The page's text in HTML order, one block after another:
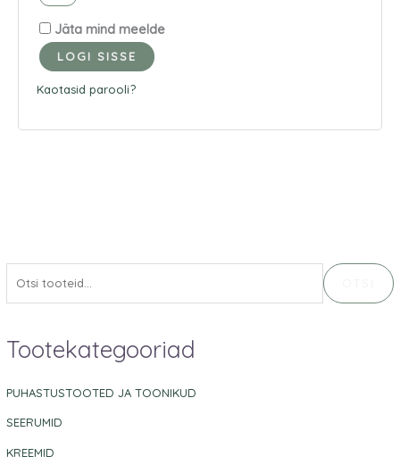
Tootekategooriad
PUHASTUSTOOTED JA TOONIKUD
SEERUMID
KREEMID
Jäta mind meelde
LOGI SISSE
Kaotasid parooli?